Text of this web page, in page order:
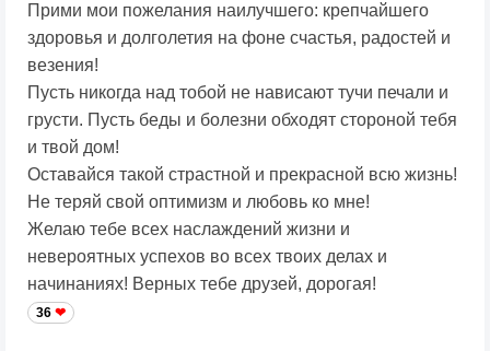
Прими мои пожелания наилучшего: крепчайшего
здоровья и долголетия на фоне счастья, радостей и
везения!
Пусть никогда над тобой не нависают тучи печали и
грусти. Пусть беды и болезни обходят стороной тебя
и твой дом!
Оставайся такой страстной и прекрасной всю жизнь!
Не теряй свой оптимизм и любовь ко мне!
Желаю тебе всех наслаждений жизни и
невероятных успехов во всех твоих делах и
начинаниях! Верных тебе друзей, дорогая!
36